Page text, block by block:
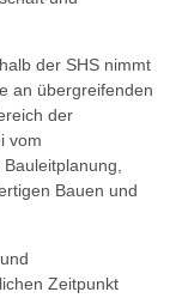
der SHS nimmt
an übergreifenden
der
vom
Bauen und
Zeitpunkt